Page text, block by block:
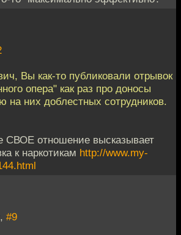
Вы как-то публиковали отрывок
опера" как раз про доносы
на них доблестных сотрудников.
СВОЕ отношение высказывает
к наркотикам http://www.my-
#9